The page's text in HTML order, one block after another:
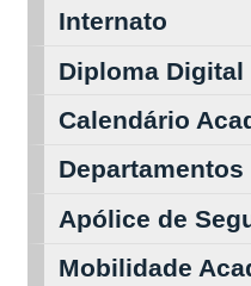
Internato
Diploma Digital
Calendário
Departamentos
Apólice de
Mobilidade